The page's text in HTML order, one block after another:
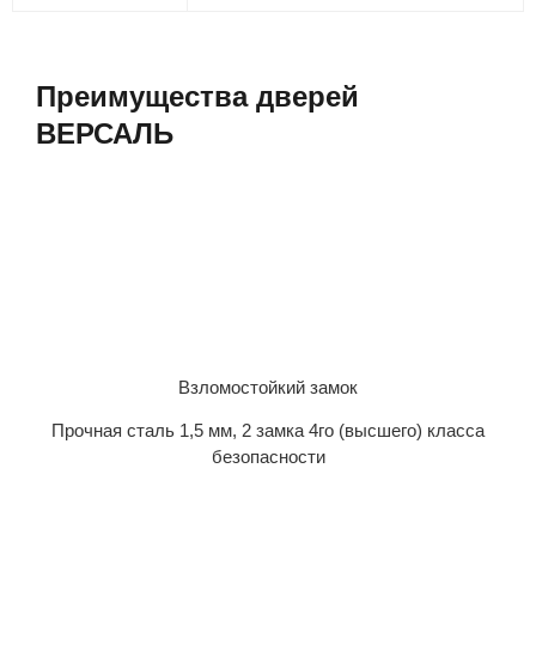
Преимущества дверей
ВЕРСАЛЬ
Взломостойкий замок
Прочная сталь 1,5 мм, 2 замка 4го (высшего) класса
безопасности